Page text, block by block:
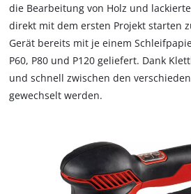
die Bearbeitung von Holz und
direkt mit dem ersten Projekt starten
Gerät bereits mit je einem
P60, P80 und P120 geliefert. Dank
und schnell zwischen den
gewechselt werden.